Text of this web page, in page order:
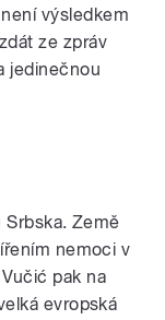
výsledkem
ze zpráv
jedinečnou
Srbska. Země
nemoci v
pak na
evropská